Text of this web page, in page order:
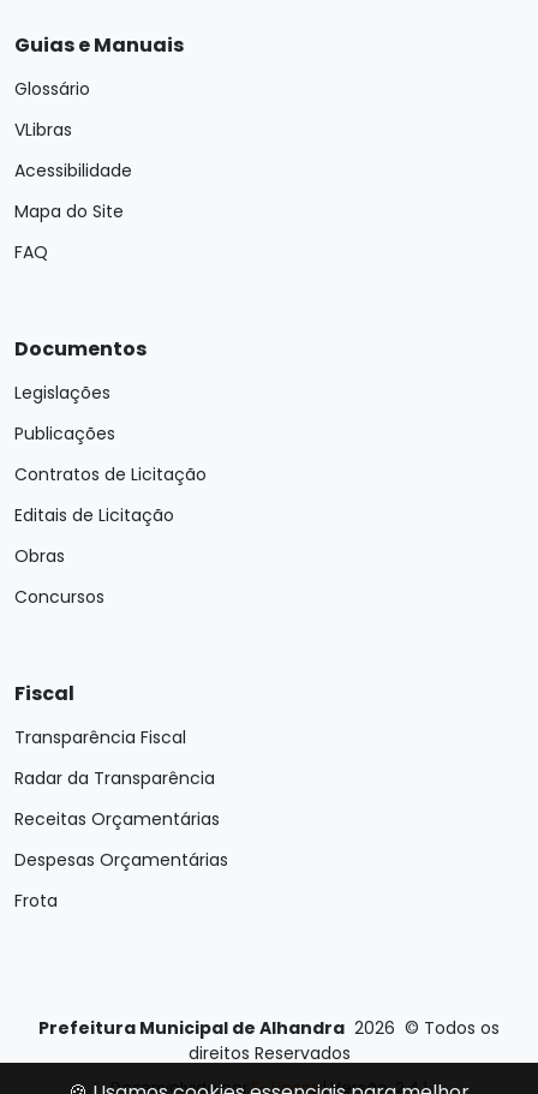
Guias e Manuais
Glossário
VLibras
Acessibilidade
Mapa do Site
FAQ
Documentos
Legislações
Publicações
Contratos de Licitação
Editais de Licitação
Obras
Concursos
Fiscal
Transparência Fiscal
Radar da Transparência
Receitas Orçamentárias
Despesas Orçamentárias
Frota
Prefeitura Municipal de Alhandra 2026 © Todos os
direitos Reservados
Desenvolvido porE-Ticons| Versão: 2.4.1